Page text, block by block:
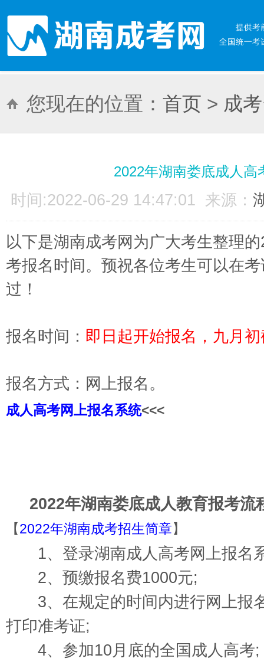
您现在的位置： 首页 > 成
2022年湖南娄底成人高
时间:2022-06-29 14:47:01 来源：
以下是湖南成考网为广大考生整理的
考报名时间 。预祝各位考生可以在
过！
报名时间： 即日起开始报名，九月
报名方式：网上报
成人高考网上报名系统<<<
2022年湖南娄底成人教育报考
【2022年湖南成考招生简章】
1、登录湖南成人高考网上报名
2、预缴报名费1000元;
3、在规定的时间内进行网上报
打印准考证;
4、参加10月底的全国成人高考;